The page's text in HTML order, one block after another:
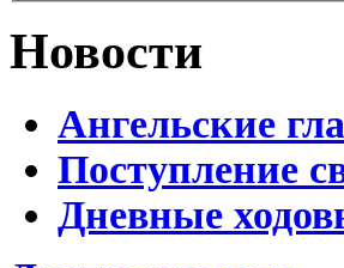
Новости
Ангельские
Поступление
Дневные